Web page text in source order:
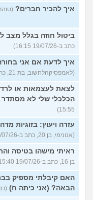
איך להכיר חברים? (טוהר, בן 16, כתב
ביטול חוזה בגלל מצב
כתב ב-19/07/26 16:15)
איך לדעת אם אני
(לאמפסיקהלחשוב, בת 21, כתבה ב-19/07/26 16:04)
לצאת לעצמאות או
הכלכלי שלי לא מסתדר
15:55)
עזרה ויעוץ: בזוגיות
(אנונימי, בן 20, כתב ב-19/07/26 15:44)
ראיתי מישהו בטיסה
בן 16, כתב ב-19/07/26 15:40)
האם קיבלתי מספיק
הבאה? (אני כיתה ח) (כפיר, בן